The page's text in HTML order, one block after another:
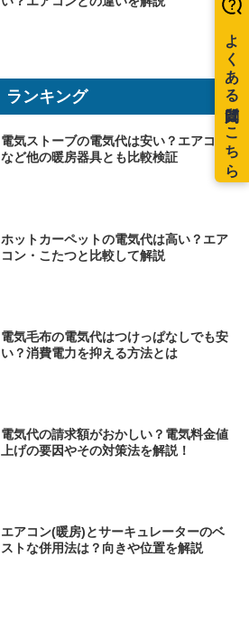
ランキング
電気ストーブの電気代は安い？エアコン
など他の暖房器具とも比較検証
ホットカーペットの電気代は高い？エア
コン・こたつと比較して解説
電気毛布の電気代はつけっぱなしでも安
い？消費電力を抑える方法とは
電気代の請求額がおかしい？電気料金値
上げの要因やその対策法を解説！
エアコン(暖房)とサーキュレーターのベ
ストな併用法は？向きや位置を解説